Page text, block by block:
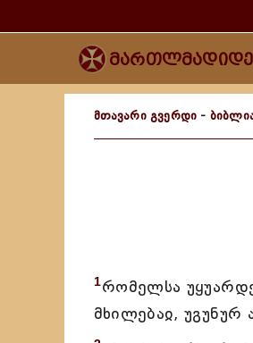
მთავარი გვერდი -
1რომელსა
მხილებაჲ, უგუნურ